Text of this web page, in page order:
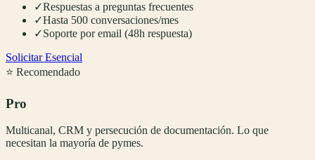
✓Respuestas a preguntas frecuentes
✓Hasta 500 conversaciones/mes
✓Soporte por email (48h respuesta)
Solicitar Esencial
⭐ Recomendado
Pro
Multicanal, CRM y persecución de documentación. Lo que
necesitan la mayoría de pymes.